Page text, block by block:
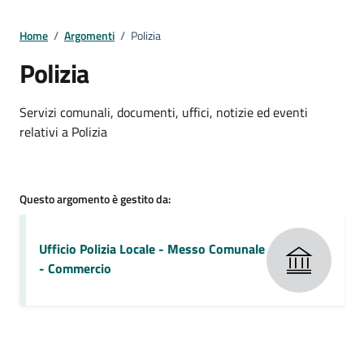
Home / Argomenti / Polizia
Polizia
Dettagli della notizia
Servizi comunali, documenti, uffici, notizie ed eventi
relativi a Polizia
Questo argomento è gestito da:
Ufficio Polizia Locale - Messo Comunale
- Commercio